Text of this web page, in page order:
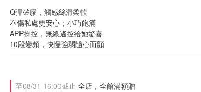
Q彈矽膠，觸感絲滑柔軟
不傷私處更安心；小巧飽滿
APP操控，無線遙控給她驚喜
10段變頻，快慢強弱隨心而顫
至08/31 16:00截止 全店，全館滿額贈